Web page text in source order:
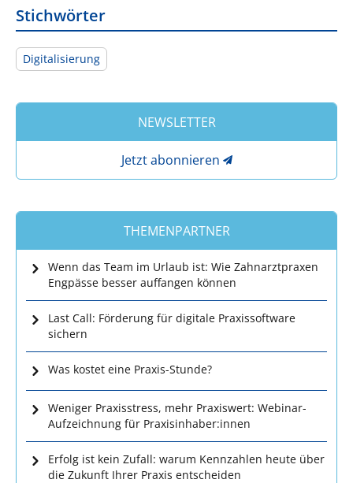
Stichwörter
Digitalisierung
NEWSLETTER
Jetzt abonnieren
THEMENPARTNER
Wenn das Team im Urlaub ist: Wie Zahnarztpraxen
Engpässe besser auffangen können
Last Call: Förderung für digitale Praxissoftware
sichern
Was kostet eine Praxis-Stunde?
Weniger Praxisstress, mehr Praxiswert: Webinar-
Aufzeichnung für Praxisinhaber:innen
Erfolg ist kein Zufall: warum Kennzahlen heute über
die Zukunft Ihrer Praxis entscheiden